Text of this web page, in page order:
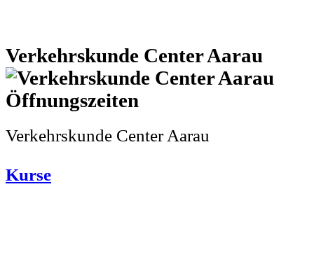
Verkehrskunde Center Aarau
Verkehrskunde Center Aarau
Kurse